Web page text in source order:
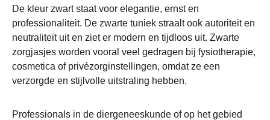
De kleur zwart staat voor elegantie, ernst en
professionaliteit. De zwarte tuniek straalt ook autoriteit en
neutraliteit uit en ziet er modern en tijdloos uit. Zwarte
zorgjasjes worden vooral veel gedragen bij fysiotherapie,
cosmetica of privézorginstellingen, omdat ze een
verzorgde en stijlvolle uitstraling hebben.
Professionals in de diergeneeskunde of op het gebied